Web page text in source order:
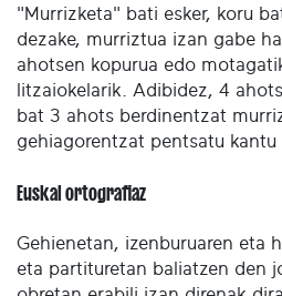
"Murrizketa" bati esker, koru
dezake, murriztua izan gabe
ahotsen kopurua edo
litzaiokelarik. Adibidez, 4
bat 3 ahots berdinentzat
gehiagorentzat pentsatu kantu
Euskal ortografiaz
Gehienetan, izenburuaren eta
eta partituretan baliatzen den